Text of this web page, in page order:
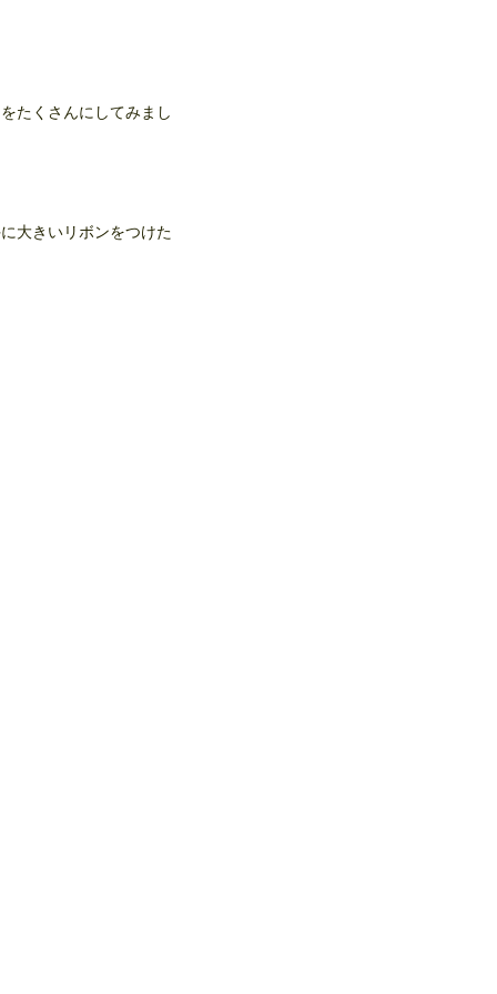
たくさんにしてみまし
大きいリボンをつけた